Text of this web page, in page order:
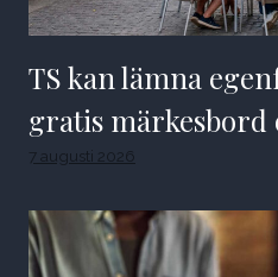
TS kan lämna
gratis märkesbord
7 augusti 2026